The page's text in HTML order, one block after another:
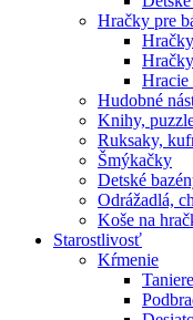
Hračky pre
Hracie
Hudobné
Knihy,
Ruksaky,
Šmýkačky
Detské
Odrážadlá,
Koše na
Starostlivosť
Kŕmenie